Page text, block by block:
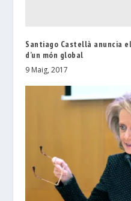
Santiago Castellà anuncia
d’un món global
9 Maig, 2017